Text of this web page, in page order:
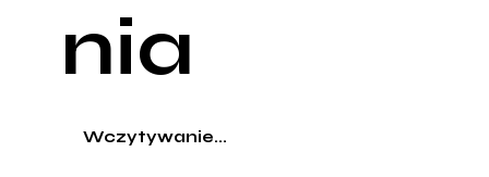
nia
Wczytywanie...